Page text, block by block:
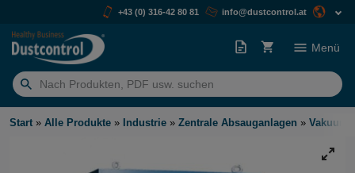
+43 (0) 316-42 80 81 info@dustcontrol.at
Suchen
nach:
Menü
Start » Alle Produkte » Industrie » Zentrale Absauganlagen »